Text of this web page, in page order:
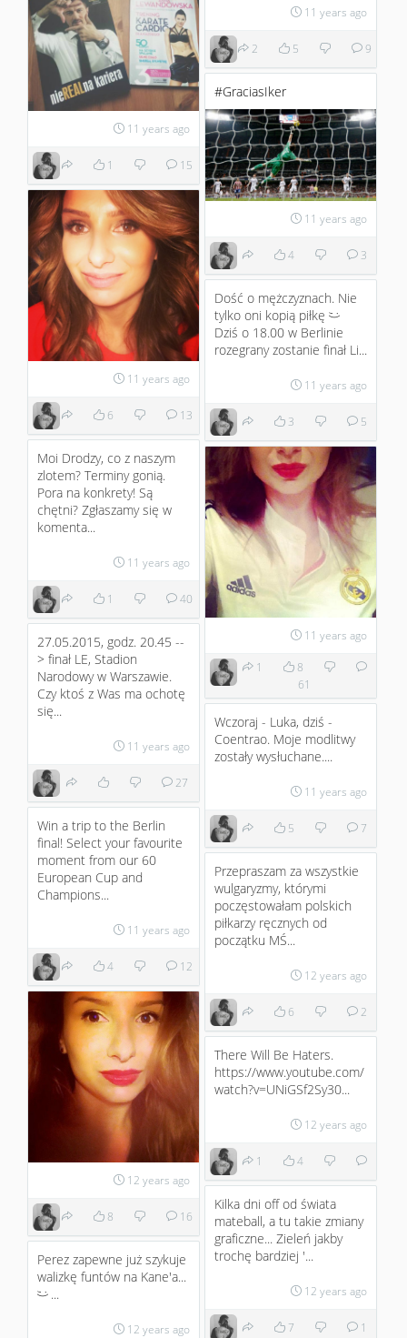
11 years ago
2 5 9
11 years ago
1 15
#GraciasIker
11 years ago
4 3
11 years ago
6 13
Dość o mężczyznach. Nie
tylko oni kopią piłkę
;)
Dziś o 18.00 w Berlinie
rozegrany zostanie finał Li...
11 years ago
3 5
Moi Drodzy, co z naszym
zlotem? Terminy gonią.
Pora na konkrety! Są
chętni? Zgłaszamy się w
komenta...
11 years ago
1 40
11 years ago
1
8
61
27.05.2015, godz. 20.45 --
> finał LE, Stadion
Narodowy w Warszawie.
Czy ktoś z Was ma ochotę
się...
11 years ago
27
Wczoraj - Luka, dziś -
Coentrao. Moje modlitwy
zostały wysłuchane....
11 years ago
5 7
Win a trip to the Berlin
final! Select your favourite
moment from our 60
European Cup and
Champions...
11 years ago
4 12
Przepraszam za wszystkie
wulgaryzmy, którymi
poczęstowałam polskich
piłkarzy ręcznych od
początku MŚ...
12 years ago
6 2
12 years ago
8 16
There Will Be Haters.
https://www.youtube.com/
watch?v=UNiGSf2Sy30...
12 years ago
1 4
Kilka dni off od świata
mateball, a tu takie zmiany
graficzne... Zieleń jakby
trochę bardziej '...
12 years ago
7 1
Perez zapewne już szykuje
walizkę funtów na Kane'a...
;) ...
12 years ago